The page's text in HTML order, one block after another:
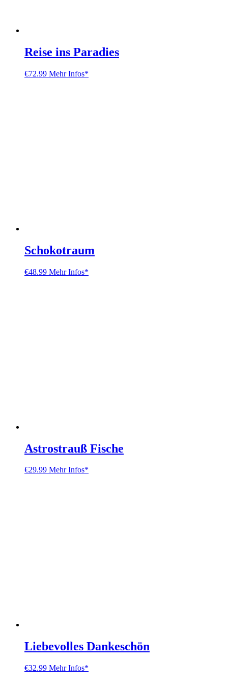
Reise ins Paradies
€72.99 Mehr Infos*
Schokotraum
€48.99 Mehr Infos*
Astrostrauß Fische
€29.99 Mehr Infos*
Liebevolles Dankeschön
€32.99 Mehr Infos*